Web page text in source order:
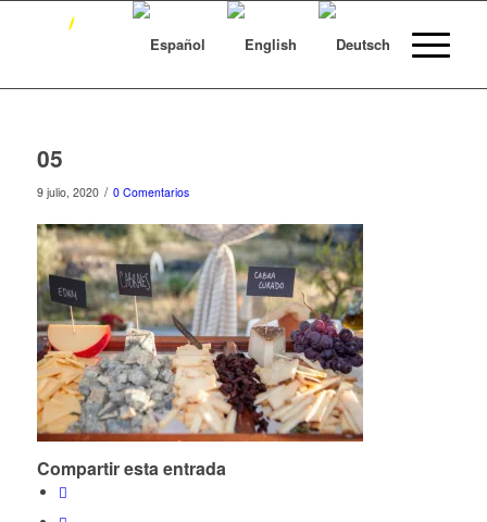
05
9 julio, 2020 / 0 Comentarios
Compartir esta entrada